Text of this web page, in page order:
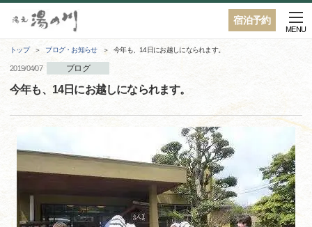
宿泊予約
MENU
トップ ブログ・お知らせ 今年も、14日にお越しになられます。
2019/04/07 ブログ
今年も、14日にお越しになられます。